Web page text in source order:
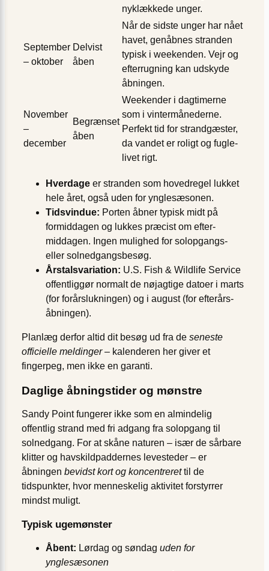
nyklækkede unger.
September
– oktober
Delvist
åben
Når de sidste unger har nået
havet, genåbnes stranden
typisk i weekenden. Vejr og
efter­rugning kan udskyde
åbningen.
November
–
december
Begrænset
åben
Weekender i dagtimerne
som i vinter­månederne.
Perfekt tid for strand­gæster,
da vandet er roligt og fugle­
livet rigt.
Hverdage er stranden som hoved­regel lukket
hele året, også uden for yngle­sæsonen.
Tidsvindue: Porten åbner typisk midt på
formiddagen og lukkes præcist om efter­
middagen. Ingen mulighed for solopgangs-
eller solnedgangs­besøg.
Årstals­variation: U.S. Fish & Wildlife Service
offentliggør normalt de nøjagtige datoer i marts
(for forårs­lukningen) og i august (for efterårs­
åbningen).
Planlæg derfor altid dit besøg ud fra de seneste
officielle meldinger– kalenderen her giver et
fingerpeg, men ikke en garanti.
Daglige åbningstider og mønstre
Sandy Point fungerer ikke som en almindelig
offentlig strand med fri adgang fra solopgang til
solnedgang. For at skåne naturen – især de sårbare
klitter og havskildpaddernes levesteder – er
åbningen bevidst kort og koncentrerettil de
tidspunkter, hvor menneskelig aktivitet forstyrrer
mindst muligt.
Typisk ugemønster
Åbent: Lørdag og søndag uden for
ynglesæsonen